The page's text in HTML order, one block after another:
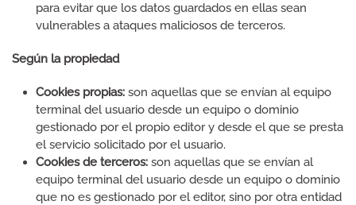
para evitar que los datos guardados en ellas sean
vulnerables a ataques maliciosos de terceros.
Según la propiedad
Cookies propias: son aquellas que se envían al equipo
terminal del usuario desde un equipo o dominio
gestionado por el propio editor y desde el que se presta
el servicio solicitado por el usuario.
Cookies de terceros: son aquellas que se envían al
equipo terminal del usuario desde un equipo o dominio
que no es gestionado por el editor, sino por otra entidad